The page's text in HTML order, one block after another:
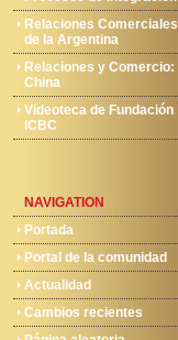
Relaciones Comerciales
de la Argentina
Relaciones y Comercio:
China
Videoteca de Fundación
ICBC
NAVIGATION
Portada
Portal de la comunidad
Actualidad
Cambios recientes